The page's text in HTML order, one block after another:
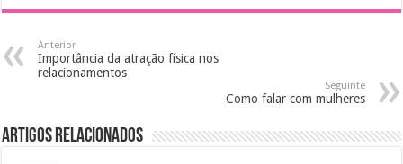
Anterior
Importância da atração física nos
relacionamentos
Seguinte
Como falar com mulheres
Artigos Relacionados